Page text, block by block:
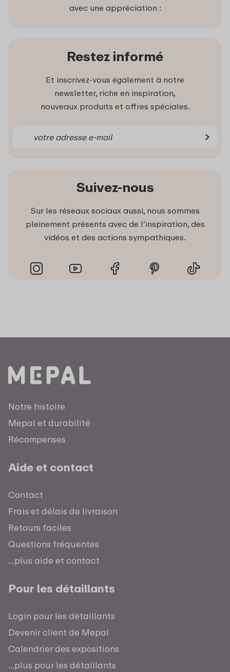
avec une appréciation :
Restez informé
Et inscrivez-vous également à notre
newsletter, riche en inspiration,
nouveaux produits et offres spéciales.
Suivez-nous
Sur les réseaux sociaux aussi, nous sommes
pleinement présents avec de l’inspiration, des
vidéos et des actions sympathiques.
Notre histoire
Mepal et durabilité
Récompenses
Aide et contact
Contact
Frais et délais de livraison
Retours faciles
Questions fréquentes
...plus aide et contact
Pour les détaillants
Login pour les détaillants
Devenir client de Mepal
Calendrier des expositions
...plus pour les détaillants